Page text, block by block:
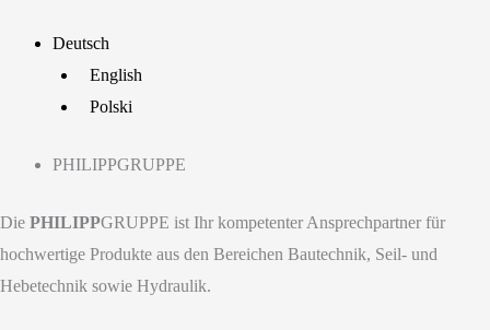
Deutsch
English
Polski
PHILIPPGRUPPE
Die PHILIPPGRUPPE ist Ihr kompetenter Ansprechpartner für
hochwertige Produkte aus den Bereichen Bautechnik, Seil- und
Hebetechnik sowie Hydraulik.